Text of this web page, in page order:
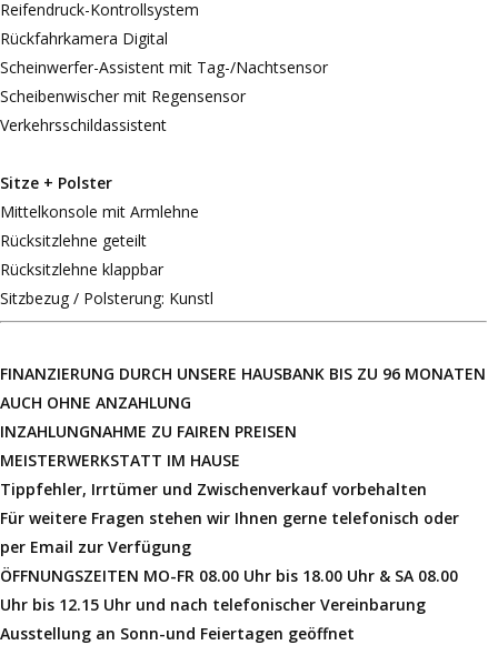
Reifendruck-Kontrollsystem
Rückfahrkamera Digital
Scheinwerfer-Assistent mit Tag-/Nachtsensor
Scheibenwischer mit Regensensor
Verkehrsschildassistent
Sitze + Polster
Mittelkonsole mit Armlehne
Rücksitzlehne geteilt
Rücksitzlehne klappbar
Sitzbezug / Polsterung: Kunstl
FINANZIERUNG DURCH UNSERE HAUSBANK BIS ZU 96 MONATEN
AUCH OHNE ANZAHLUNG
INZAHLUNGNAHME ZU FAIREN PREISEN
MEISTERWERKSTATT IM HAUSE
Tippfehler, Irrtümer und Zwischenverkauf vorbehalten
Für weitere Fragen stehen wir Ihnen gerne telefonisch oder
per Email zur Verfügung
ÖFFNUNGSZEITEN MO-FR 08.00 Uhr bis 18.00 Uhr & SA 08.00
Uhr bis 12.15 Uhr und nach telefonischer Vereinbarung
Ausstellung an Sonn-und Feiertagen geöffnet